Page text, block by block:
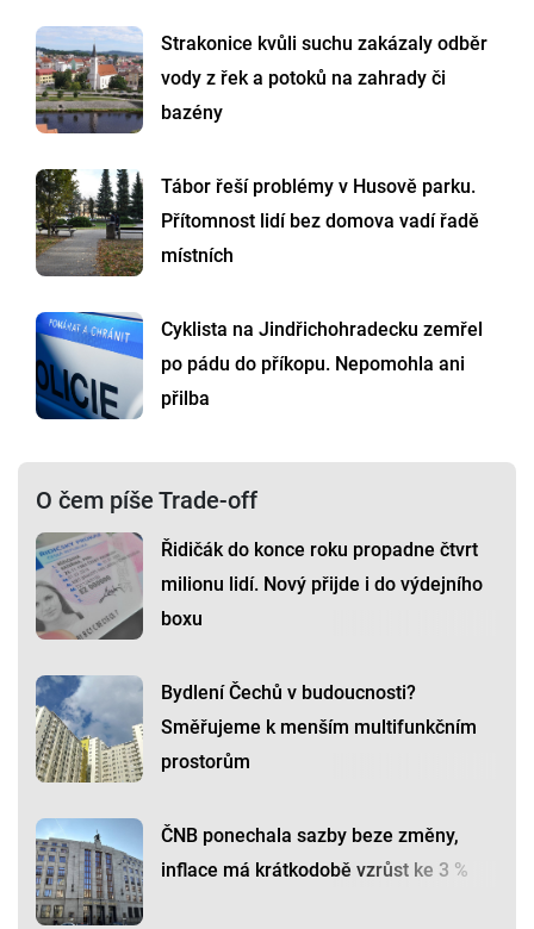
Strakonice kvůli suchu zakázaly odběr
vody z řek a potoků na zahrady či
bazény
Tábor řeší problémy v Husově parku.
Přítomnost lidí bez domova vadí řadě
místních
Cyklista na Jindřichohradecku zemřel
po pádu do příkopu. Nepomohla ani
přilba
O čem píše Trade-off
Řidičák do konce roku propadne čtvrt
milionu lidí. Nový přijde i do výdejního
boxu
Bydlení Čechů v budoucnosti?
Směřujeme k menším multifunkčním
prostorům
ČNB ponechala sazby beze změny,
inflace má krátkodobě vzrůst ke 3 %